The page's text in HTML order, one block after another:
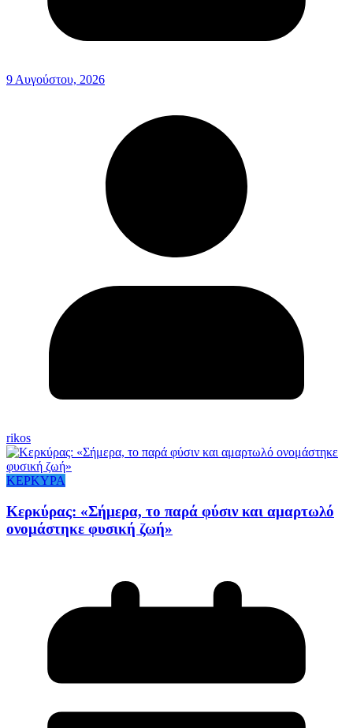
9 Αυγούστου, 2026
rikos
ΚΕΡΚΥΡΑ
Κερκύρας: «Σήμερα, το παρά φύσιν και αμαρτωλό
ονομάστηκε φυσική ζωή»